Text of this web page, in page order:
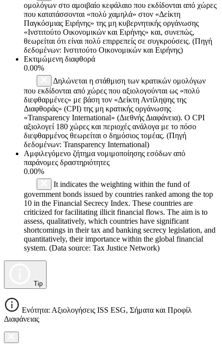
ομολόγων στο αμοιβαίο κεφάλαιο που εκδίδονται από χώρες
που κατατάσσονται «πολύ χαμηλά» στον «Δείκτη
Παγκόσμιας Ειρήνης» της μη κυβερνητικής οργάνωσης
«Ινστιτούτο Οικονομικών και Ειρήνης» και, συνεπώς,
θεωρείται ότι είναι πολύ επιρρεπείς σε συγκρούσεις. (Πηγή
δεδομένων: Ινστιτούτο Οικονομικών και Ειρήνης)
Εκτιμώμενη διαφθορά
0.00%
Δηλώνεται η στάθμιση των κρατικών ομολόγων
που εκδίδονται από χώρες που αξιολογούνται ως «πολύ
διεφθαρμένες» με βάση τον «Δείκτη Αντίληψης της
Διαφθοράς» (CPI) της μη κρατικής οργάνωσης
«Transparency International» (Διεθνής Διαφάνεια). Ο CPI
αξιολογεί 180 χώρες και περιοχές ανάλογα με το πόσο
διεφθαρμένος θεωρείται ο δημόσιος τομέας. (Πηγή
δεδομένων: Transparency International)
Αμφιλεγόμενο ζήτημα νομιμοποίησης εσόδων από
παράνομες δραστηριότητες
0.00%
It indicates the weighting within the fund of
government bonds issued by countries ranked among the top
10 in the Financial Secrecy Index. These countries are
criticized for facilitating illicit financial flows. The aim is to
assess, qualitatively, which countries have significant
shortcomings in their tax and banking secrecy legislation, and
quantitatively, their importance within the global financial
system. (Data source: Tax Justice Network)
Tip
Ενότητα: Αξιολογήσεις ISS ESG, Σήματα και Προφίλ
Διαφάνειας